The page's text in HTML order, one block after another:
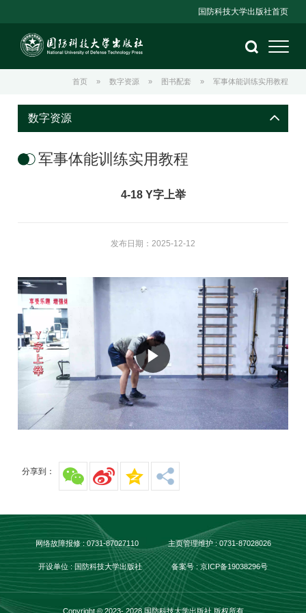
国防科技大学出版社首页
首页 » 数字资源 » 图书配套 » 军事体能训练实用教程
数字资源
军事体能训练实用教程
4-18 Y字上举
发布日期：2025-12-12
分享到：
网络故障报修 : 0731-87027110 主页管理维护 : 0731-87028026
开设单位 : 国防科技大学出版社 备案号 : 京ICP备19038296号
Copyright © 2023- 2028 国防科技大学出版社 版权所有